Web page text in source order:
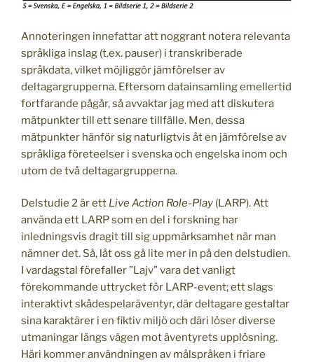
Annoteringen innefattar att noggrant notera relevanta
språkliga inslag (t.ex. pauser) i transkriberade
språkdata, vilket möjliggör jämförelser av
deltagargrupperna. Eftersom datainsamling emellertid
fortfarande pågår, så avvaktar jag med att diskutera
mätpunkter till ett senare tillfälle. Men, dessa
mätpunkter hänför sig naturligtvis åt en jämförelse av
språkliga företeelser i svenska och engelska inom och
utom de två deltagargrupperna.
Delstudie 2 är ett Live Action Role-Play (LARP). Att
använda ett LARP som en del i forskning har
inledningsvis dragit till sig uppmärksamhet när man
nämner det. Så, låt oss gå lite mer in på den delstudien.
I vardagstal förefaller ”Lajv” vara det vanligt
förekommande uttrycket för LARP-event; ett slags
interaktivt skådespelaräventyr, där deltagare gestaltar
sina karaktärer i en fiktiv miljö och däri löser diverse
utmaningar längs vägen mot äventyrets upplösning.
Häri kommer användningen av målspråken i friare